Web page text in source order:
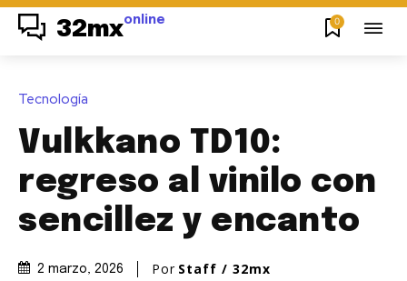
32mxonline 0
Tecnología
Vulkkano TD10:
regreso al vinilo con
sencillez y encanto
2 marzo, 2026 Por Staff / 32mx